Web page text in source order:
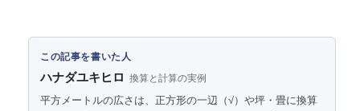
この記事を書いた人
ハナダユキヒロ 換算と計算の実例
平方メートルの広さは、正方形の一辺（√）や坪・畳に換算